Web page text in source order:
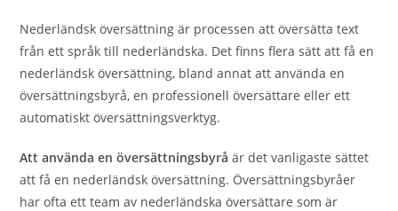
Nederländsk översättning är processen att översätta text
från ett språk till nederländska. Det finns flera sätt att få en
nederländsk översättning, bland annat att använda en
översättningsbyrå, en professionell översättare eller ett
automatiskt översättningsverktyg.
Att använda en översättningsbyrå är det vanligaste sättet
att få en nederländsk översättning. Översättningsbyråer
har ofta ett team av nederländska översättare som är